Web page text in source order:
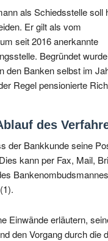
als Schiedsstelle soll
Er gilt als vom
seit 2016 anerkannte
Begründet
den Banken selbst im
Regel pensionierte
des
der Bankkunde seine
kann per Fax, Mail,
Einwände erläutern,
den Vorgang durch die